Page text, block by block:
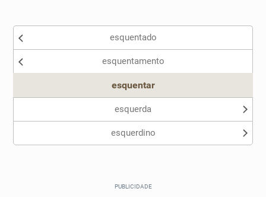
Nenhum dos sinônimos apresentados me ajudou
esquentado
esquentamento
esquentar
esquerda
esquerdino